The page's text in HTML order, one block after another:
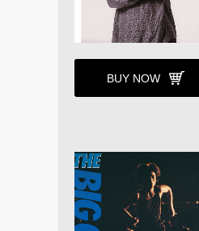
BUY NOW